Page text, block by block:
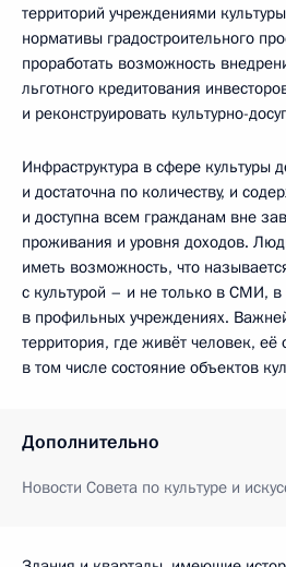
территорий учреждениями
нормативы градостроительного
проработать возможность
льготного кредитования
и реконструировать культурно-
Инфраструктура в сфере культуры
и достаточна по количеству, и
и доступна всем гражданам вне
проживания и уровня доходов.
иметь возможность, что
с культурой – и не только в СМИ, в
в профильных учреждениях.
территория, где живёт человек, её
в том числе состояние объектов
Дополнительно
Новости Совета по культуре и